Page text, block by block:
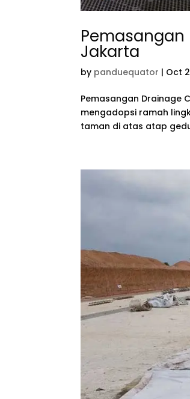
Jakarta
by panduequator | Oct
Pemasangan Drainage
mengadopsi ramah
taman di atas atap